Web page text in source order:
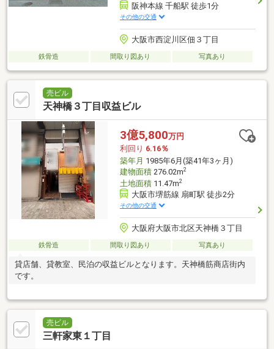
阪神本線 千船駅 徒歩1分
その他の交通
大阪市西淀川区佃３丁目
鉄骨造 間取り図あり 写真あり
売ビル
天神橋３丁目収益ビル
3億5,800万円
利回り 6.16％
築年月 1985年6月(築41年3ヶ月)
建物面積276.02m2
土地面積11.47m2
大阪市堺筋線 扇町駅 徒歩2分
その他の交通
大阪府大阪市北区天神橋３丁目
鉄骨造 間取り図あり 写真あり
貸店舗、貸教室、民泊の収益ビルとなります。天神橋筋商店街内
です。
売ビル
三軒家東１丁目